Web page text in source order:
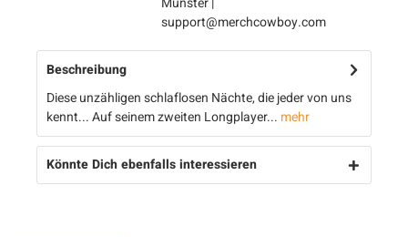
support@merchcowboy.com
Beschreibung
Diese unzähligen schlaflosen Nächte, die jeder von uns
kennt... Auf seinem zweiten Longplayer... mehr
Könnte Dich ebenfalls interessieren